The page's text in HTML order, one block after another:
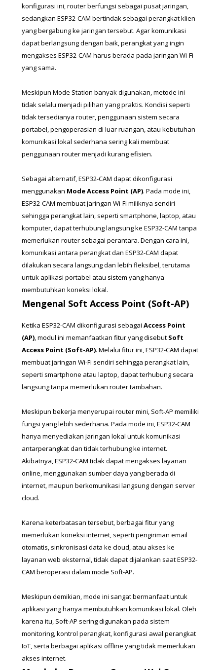
konfigurasi ini, router berfungsi sebagai pusat jaringan,
sedangkan ESP32-CAM bertindak sebagai perangkat klien
yang bergabung ke jaringan tersebut. Agar komunikasi
dapat berlangsung dengan baik, perangkat yang ingin
mengakses ESP32-CAM harus berada pada jaringan Wi-Fi
yang sama.
Meskipun Mode Station banyak digunakan, metode ini
tidak selalu menjadi pilihan yang praktis. Kondisi seperti
tidak tersedianya router, penggunaan sistem secara
portabel, pengoperasian di luar ruangan, atau kebutuhan
komunikasi lokal sederhana sering kali membuat
penggunaan router menjadi kurang efisien.
Sebagai alternatif, ESP32-CAM dapat dikonfigurasi
menggunakan Mode Access Point (AP). Pada mode ini,
ESP32-CAM membuat jaringan Wi-Fi miliknya sendiri
sehingga perangkat lain, seperti smartphone, laptop, atau
komputer, dapat terhubung langsung ke ESP32-CAM tanpa
memerlukan router sebagai perantara. Dengan cara ini,
komunikasi antara perangkat dan ESP32-CAM dapat
dilakukan secara langsung dan lebih fleksibel, terutama
untuk aplikasi portabel atau sistem yang hanya
membutuhkan koneksi lokal.
Mengenal Soft Access Point (Soft-AP)
Ketika ESP32-CAM dikonfigurasi sebagai Access Point
(AP) , modul ini memanfaatkan fitur yang disebut Soft
Access Point (Soft-AP). Melalui fitur ini, ESP32-CAM dapat
membuat jaringan Wi-Fi sendiri sehingga perangkat lain,
seperti smartphone atau laptop, dapat terhubung secara
langsung tanpa memerlukan router tambahan.
Meskipun bekerja menyerupai router mini, Soft-AP memiliki
fungsi yang lebih sederhana. Pada mode ini, ESP32-CAM
hanya menyediakan jaringan lokal untuk komunikasi
antarperangkat dan tidak terhubung ke internet.
Akibatnya, ESP32-CAM tidak dapat mengakses layanan
online, menggunakan sumber daya yang berada di
internet, maupun berkomunikasi langsung dengan server
cloud.
Karena keterbatasan tersebut, berbagai fitur yang
memerlukan koneksi internet, seperti pengiriman email
otomatis, sinkronisasi data ke cloud, atau akses ke
layanan web eksternal, tidak dapat dijalankan saat ESP32-
CAM beroperasi dalam mode Soft-AP.
Meskipun demikian, mode ini sangat bermanfaat untuk
aplikasi yang hanya membutuhkan komunikasi lokal. Oleh
karena itu, Soft-AP sering digunakan pada sistem
monitoring, kontrol perangkat, konfigurasi awal perangkat
IoT, serta berbagai aplikasi offline yang tidak memerlukan
akses internet.